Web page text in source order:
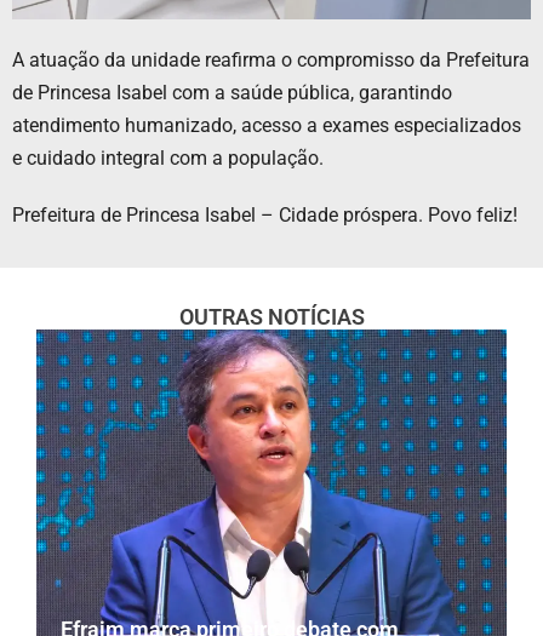
A atuação da unidade reafirma o compromisso da Prefeitura
de Princesa Isabel com a saúde pública, garantindo
atendimento humanizado, acesso a exames especializados
e cuidado integral com a população.
Prefeitura de Princesa Isabel – Cidade próspera. Povo feliz!
OUTRAS NOTÍCIAS
Efraim marca primeiro debate com